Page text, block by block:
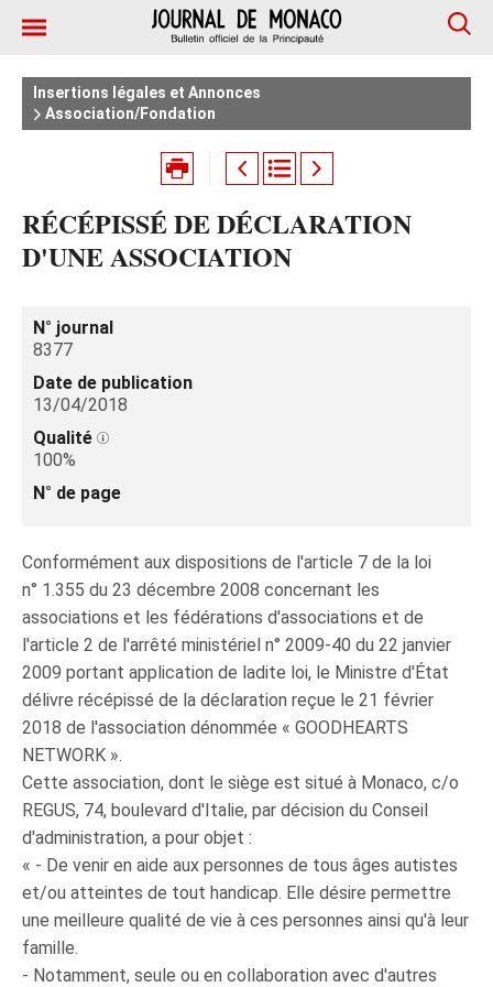
Insertions légales et Annonces
Association/Fondation
RÉCÉPISSÉ DE DÉCLARATION
D'UNE ASSOCIATION
N° journal
8377
Date de publication
13/04/2018
Qualité
100%
N° de page
Conformément aux dispositions de l'article 7 de la loi
n° 1.355 du 23 décembre 2008 concernant les
associations et les fédérations d'associations et de
l'article 2 de l'arrêté ministériel n° 2009-40 du 22 janvier
2009 portant application de ladite loi, le Ministre d'État
délivre récépissé de la déclaration reçue le 21 février
2018 de l'association dénommée « GOODHEARTS
NETWORK ».
Cette association, dont le siège est situé à Monaco, c/o
REGUS, 74, boulevard d'Italie, par décision du Conseil
d'administration, a pour objet :
« - De venir en aide aux personnes de tous âges autistes
et/ou atteintes de tout handicap. Elle désire permettre
une meilleure qualité de vie à ces personnes ainsi qu'à leur
famille.
- Notamment, seule ou en collaboration avec d'autres